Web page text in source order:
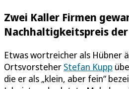
Zwei Kaller Firmen
Nachhaltigkeitspreis
Etwas wortreicher als Hübner
Ortsvorsteher Stefan Kupp
die er als „klein, aber fein“